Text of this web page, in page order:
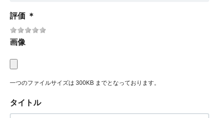
評価 ＊
画像
一つのファイルサイズは 300KB までとなっております。
タイトル